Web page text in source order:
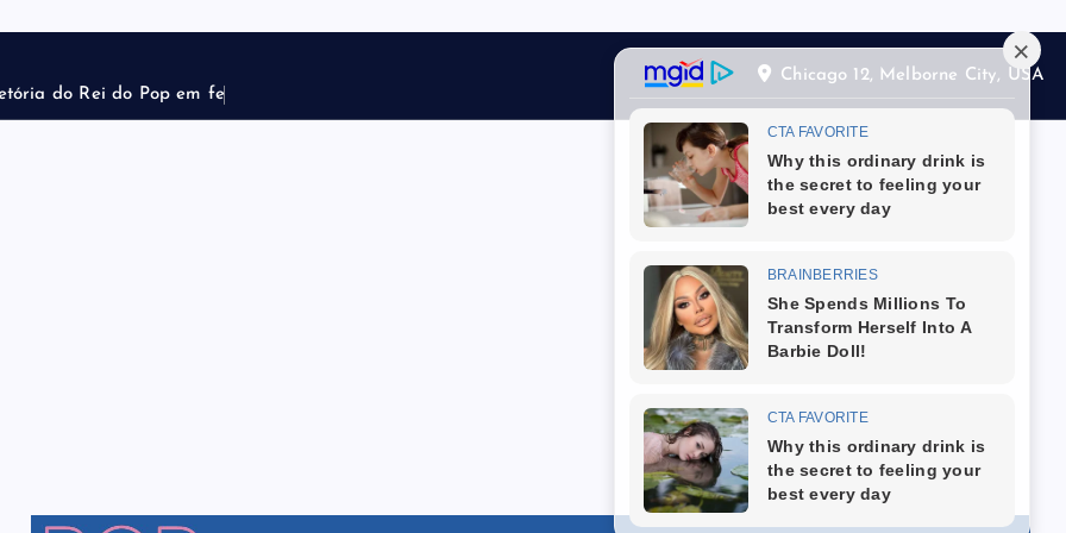
tória do Rei do Pop em fe
Chicago 12, Melborne City, USA